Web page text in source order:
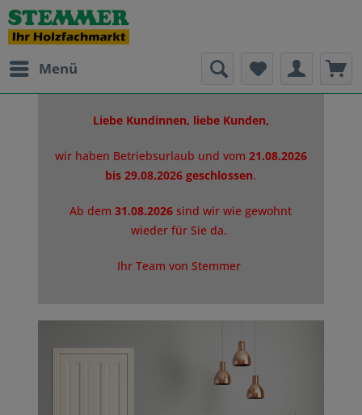
Menü
Liebe Kundinnen, liebe Kunden,
wir haben Betriebsurlaub und vom 21.08.2026
bis 29.08.2026 geschlossen.
Ab dem31.08.2026 sind wir wie gewohnt
wieder für Sie da.
Ihr Team von Stemmer